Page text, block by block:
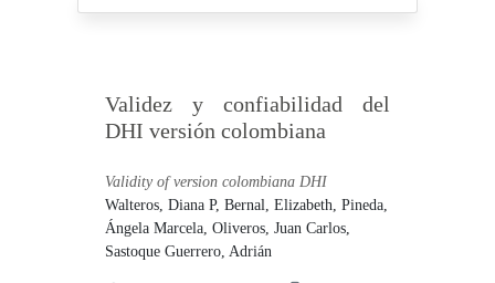
Validez y confiabilidad del
DHI versión colombiana
Validity of version colombiana DHI
Walteros, Diana P,Bernal, Elizabeth,Pineda,
Ángela Marcela,Oliveros, Juan Carlos,
Sastoque Guerrero, Adrián